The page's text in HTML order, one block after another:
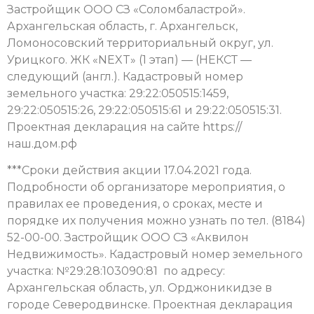
Застройщик ООО СЗ «Соломбаластрой».
Архангельская область, г. Архангельск,
Ломоносовский территориальный округ, ул.
Урицкого. ЖК «NEXT» (1 этап) — (НЕКСТ —
следующий (англ.). Кадастровый номер
земельного участка: 29:22:050515:1459,
29:22:050515:26, 29:22:050515:61 и 29:22:050515:31.
Проектная декларация на сайте https://
наш.дом.рф
***Сроки действия акции 17.04.2021 года.
Подробности об организаторе мероприятия, о
правилах ее проведения, о сроках, месте и
порядке их получения можно узнать по тел. (8184)
52-00-00. Застройщик ООО СЗ «Аквилон
Недвижимость». Кадастровый номер земельного
участка: №29:28:103090:81 по адресу:
Архангельская область, ул. Орджоникидзе в
городе Северодвинске. Проектная декларация